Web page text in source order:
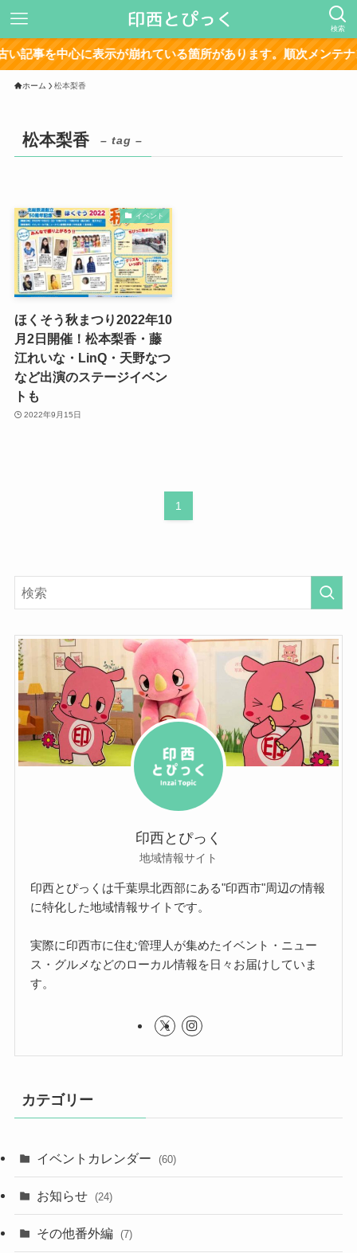
検索
事を中心に表示が崩れている箇所があります。順次メンテナン
ホーム 松本梨香
松本梨香 – tag –
イベント
ほくそう秋まつり2022年10
月2日開催！松本梨香・藤
江れいな・LinQ・天野なつ
など出演のステージイベン
トも
2022年9月15日
1
印西とぴっく
地域情報サイト
印西とぴっくは千葉県北西部にある"印西市"周辺の情報
に特化した地域情報サイトです。
実際に印西市に住む管理人が集めたイベント・ニュー
ス・グルメなどのローカル情報を日々お届けしていま
す。
カテゴリー
イベントカレンダー (60)
お知らせ (24)
その他番外編 (7)